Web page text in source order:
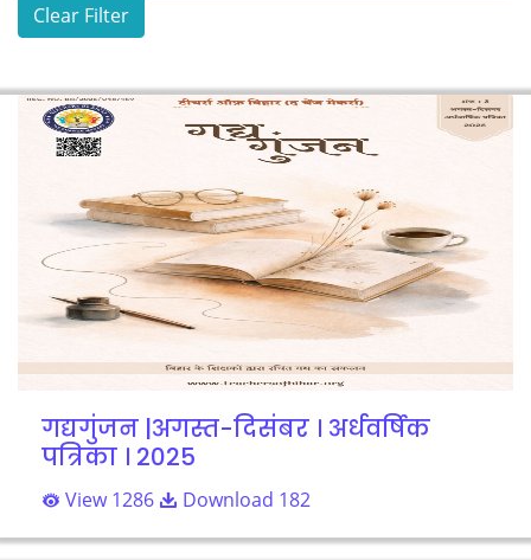
गद्यगुंजन |अगस्त-दिसंबर । अर्धवर्षिक
पत्रिका । 2025
View 1286 Download 182